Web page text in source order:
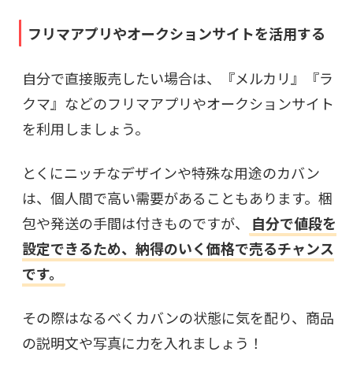
フリマアプリやオークションサイトを活用する
自分で直接販売したい場合は、『メルカリ』『ラ
クマ』などのフリマアプリやオークションサイト
を利用しましょう。
とくにニッチなデザインや特殊な用途のカバン
は、個人間で高い需要があることもあります。梱
包や発送の手間は付きものですが、
自分で値段を
設定できるため、納得のいく価格で売るチャンス
です。
その際はなるべくカバンの状態に気を配り、商品
の説明文や写真に力を入れましょう！